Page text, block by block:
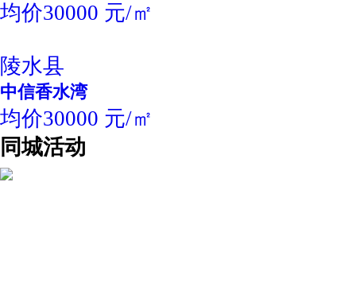
均价30000 元/㎡
陵水县
中信香水湾
均价30000 元/㎡
同城活动